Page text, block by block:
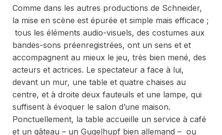
Comme dans les autres productions de Schneider,
la mise en scène est épurée et simple mais efficace ;
tous les éléments audio-visuels, des costumes aux
bandes-sons préenregistrées, ont un sens et et
accompagnent au mieux le jeu, très bien mené, des
acteurs et actrices. Le spectateur a face à lui,
devant un mur, une table et quatre chaises au
centre, et à droite deux fauteuils et une lampe, qui
suffisent à évoquer le salon d’une maison.
Ponctuellement, la table accueille un service à café
et un gâteau – un Gugelhupf bien allemand – ou